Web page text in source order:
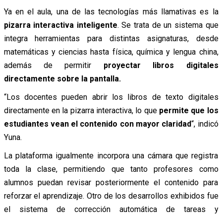
Ya en el aula, una de las tecnologías más llamativas es la
pizarra interactiva inteligente. Se trata de un sistema que
integra herramientas para distintas asignaturas, desde
matemáticas y ciencias hasta física, química y lengua china,
además de permitir proyectar libros digitales
directamente sobre la pantalla.
“Los docentes pueden abrir los libros de texto digitales
directamente en la pizarra interactiva, lo que permite que los
estudiantes vean el contenido con mayor claridad“, indicó
Yuna.
La plataforma igualmente incorpora una cámara que registra
toda la clase, permitiendo que tanto profesores como
alumnos puedan revisar posteriormente el contenido para
reforzar el aprendizaje. Otro de los desarrollos exhibidos fue
el sistema de corrección automática de tareas y